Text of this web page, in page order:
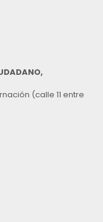
(calle 11 entre